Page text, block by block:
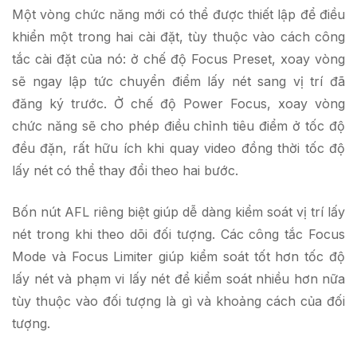
Một vòng chức năng mới có thể được thiết lập để điều
khiển một trong hai cài đặt, tùy thuộc vào cách công
tắc cài đặt của nó: ở chế độ Focus Preset, xoay vòng
sẽ ngay lập tức chuyển điểm lấy nét sang vị trí đã
đăng ký trước. Ở chế độ Power Focus, xoay vòng
chức năng sẽ cho phép điều chỉnh tiêu điểm ở tốc độ
đều đặn, rất hữu ích khi quay video đồng thời tốc độ
lấy nét có thể thay đổi theo hai bước.
Bốn nút AFL riêng biệt giúp dễ dàng kiểm soát vị trí lấy
nét trong khi theo dõi đối tượng. Các công tắc Focus
Mode và Focus Limiter giúp kiểm soát tốt hơn tốc độ
lấy nét và phạm vi lấy nét để kiểm soát nhiều hơn nữa
tùy thuộc vào đối tượng là gì và khoảng cách của đối
tượng.